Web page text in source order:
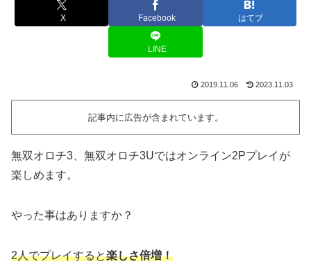
X Facebook はてブ
LINE
2019.11.06 2023.11.03
記事内に広告が含まれています。
無双オロチ3、無双オロチ3Uではオンライン2Pプレイが
楽しめます。
やった事はありますか？
2人でプレイすると楽しさ倍増！